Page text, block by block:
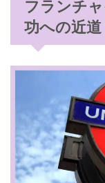
フランチ
功への近道